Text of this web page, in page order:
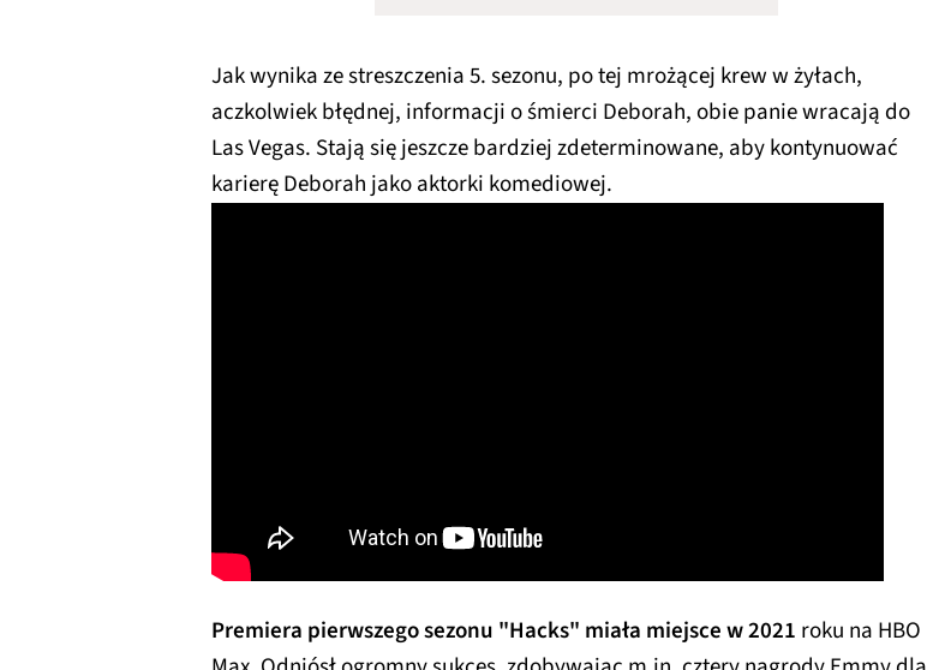
Jak wynika ze streszczenia 5. sezonu, po tej mrożącej krew w żyłach,
aczkolwiek błędnej, informacji o śmierci Deborah, obie panie wracają do
Las Vegas. Stają się jeszcze bardziej zdeterminowane, aby kontynuować
karierę Deborah jako aktorki komediowej.
Premiera pierwszego sezonu "Hacks" miała miejsce w 2021 roku na HBO